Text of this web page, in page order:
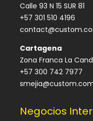
Calle 93 N 15 SUR 81
+57 301 510 4196
Cartagena
Zona Franca La
+57 300 742 7977
Negocios